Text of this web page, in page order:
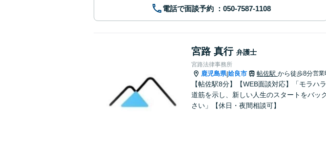
電話で面談予約
宮路 真行 弁護士
宮路法律事務所
鹿児島県|姶良市 帖佐駅 から徒歩8分営業
【帖佐駅8分】【WEB面談対応】「モラ
道筋を示し、新しい人生のスタートをバッ
さい」【休日・夜間相談可】